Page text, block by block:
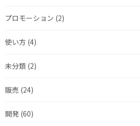
プロモーション (2)
使い方 (4)
未分類 (2)
販売 (24)
開発 (60)